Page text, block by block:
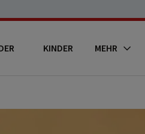
KINDER MEHR